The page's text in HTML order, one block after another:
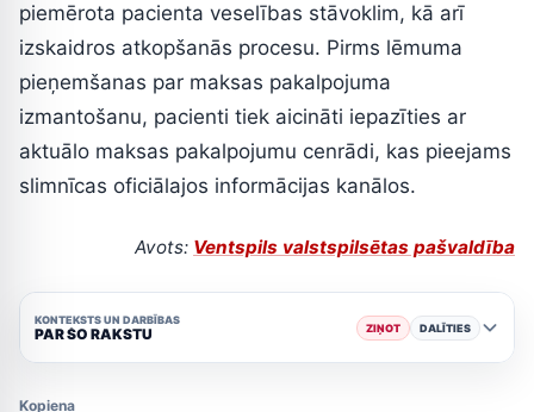
piemērota pacienta veselības stāvoklim, kā arī
izskaidros atkopšanās procesu. Pirms lēmuma
pieņemšanas par maksas pakalpojuma
izmantošanu, pacienti tiek aicināti iepazīties ar
aktuālo maksas pakalpojumu cenrādi, kas pieejams
slimnīcas oficiālajos informācijas kanālos.
Avots: Ventspils valstspilsētas pašvaldība
KONTEKSTS UN DARBĪBAS
PAR ŠO RAKSTU ZIŅOT DALĪTIES
Kopiena